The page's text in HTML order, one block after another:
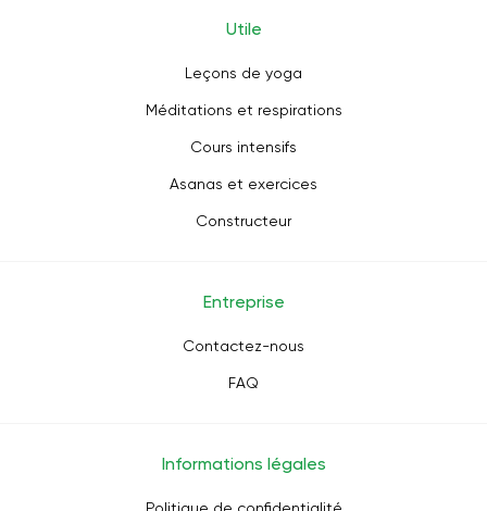
Utile
Leçons de yoga
Méditations et respirations
Cours intensifs
Asanas et exercices
Constructeur
Entreprise
Contactez-nous
FAQ
Informations légales